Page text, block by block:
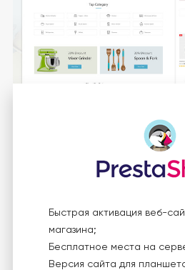
Быстрая активация веб-
магазина;
Бесплатное места на
Версия сайта для